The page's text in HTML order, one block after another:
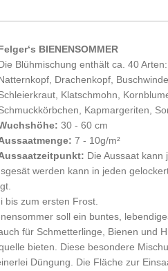
BIENENSOMMER
Blühmischung enthält ca. 40
Drachenkopf,
Klatschmohn,
Kapmargeriten,
30 - 60 cm
7 - 10g/m²
Die Aussaat kann
werden kann in jeden
bis zum ersten Frost.
soll ein buntes,
für Schmetterlinge, Bienen und
bieten. Diese besondere
Düngung. Die Fläche zur